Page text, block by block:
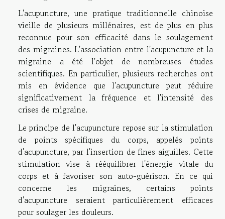
L'acupuncture, une pratique traditionnelle chinoise
vieille de plusieurs millénaires, est de plus en plus
reconnue pour son efficacité dans le soulagement
des migraines. L'association entre l'acupuncture et la
migraine a été l'objet de nombreuses études
scientifiques. En particulier, plusieurs recherches ont
mis en évidence que l'acupuncture peut réduire
significativement la fréquence et l'intensité des
crises de migraine.
Le principe de l'acupuncture repose sur la stimulation
de points spécifiques du corps, appelés points
d'acupuncture, par l'insertion de fines aiguilles. Cette
stimulation vise à rééquilibrer l'énergie vitale du
corps et à favoriser son auto-guérison. En ce qui
concerne les migraines, certains points
d'acupuncture seraient particulièrement efficaces
pour soulager les douleurs.